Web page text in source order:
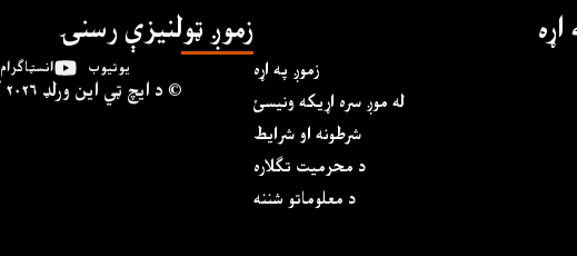
زموږ په اړه
له موږ سره اړیکه ونیسئ
شرطونه او شرایط
د محرمیت تګلاره
د معلوماتو شننه
زموږ ټولنیزې رسنۍ
انسټاګرام یوتیوب
د ايچ ټي اين وﺭلډ ۲۰۲۶ کاپي ﺭائټ ټول حقونه خوندي دي ©